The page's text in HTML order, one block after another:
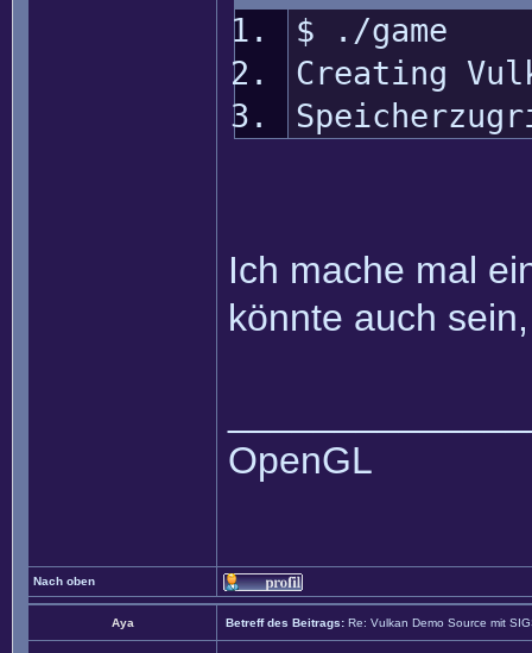
$ ./game
Creating
Ich mache mal
könnte auch
OpenGL
Nach oben
Aya Betreff des Beitrags: Re: Vulkan Demo Source mit